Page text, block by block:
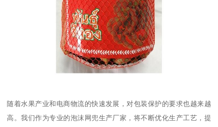
随着水果产业和电商物流的快速发展，对包装保护的要求也越来越
高。我们作为专业的泡沫网兜生产厂家，将不断优化生产工艺，提